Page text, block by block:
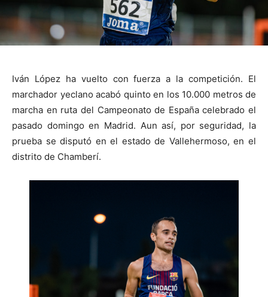
Iván López ha vuelto con fuerza a la competición. El
marchador yeclano acabó quinto en los 10.000 metros de
marcha en ruta del Campeonato de España celebrado el
pasado domingo en Madrid. Aun así, por seguridad, la
prueba se disputó en el estado de Vallehermoso, en el
distrito de Chamberí.